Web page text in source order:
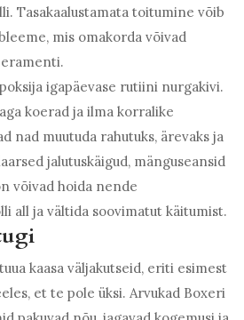
Tasakaalustamata toitumine võib
mis omakorda võivad
igapäevase rutiini nurgakivi.
koerad ja ilma korralike
nad muutuda rahutuks, ärevaks ja
jalutuskäigud, mänguseansid
võivad hoida nende
all ja vältida soovimatut käitumist.
kaasa väljakutseid, eriti esimest
et te pole üksi. Arvukad Boxeri